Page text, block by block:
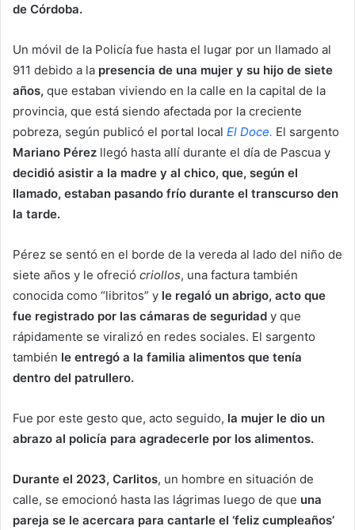
de Córdoba.
Un móvil de la Policía fue hasta el lugar por un llamado al
911 debido a la presencia de una mujer y su hijo de siete
años, que estaban viviendo en la calle en la capital de la
provincia, que está siendo afectada por la creciente
pobreza, según publicó el portal local El Doce. El sargento
Mariano Pérez llegó hasta allí durante el día de Pascua y
decidió asistir a la madre y al chico, que, según el
llamado, estaban pasando frío durante el transcurso den
la tarde.
Pérez se sentó en el borde de la vereda al lado del niño de
siete años y le ofreció criollos, una factura también
conocida como “libritos” y le regaló un abrigo, acto que
fue registrado por las cámaras de seguridad y que
rápidamente se viralizó en redes sociales. El sargento
también le entregó a la familia alimentos que tenía
dentro del patrullero.
Fue por este gesto que, acto seguido, la mujer le dio un
abrazo al policía para agradecerle por los alimentos.
Durante el 2023, Carlitos, un hombre en situación de
calle, se emocionó hasta las lágrimas luego de que una
pareja se le acercara para cantarle el ‘feliz cumpleaños’